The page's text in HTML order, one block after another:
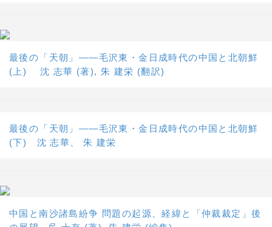
最後の「天朝」――毛沢東・金日成時代の中国と北朝鮮
(上) 沈 志華 (著), 朱 建栄 (翻訳)
最後の「天朝」――毛沢東・金日成時代の中国と北朝鮮
(下) 沈 志華、 朱 建栄
中国と南沙諸島紛争 問題の起源、経緯と「仲裁裁定」後